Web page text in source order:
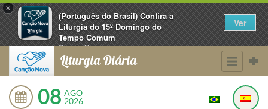
×
(Português do Brasil) Confira a
Liturgia do 15º Domingo do
Tempo Comum
Canção Nova
Gratuito - na Google Play
Ver
Liturgia Diária
08 AGO
2026